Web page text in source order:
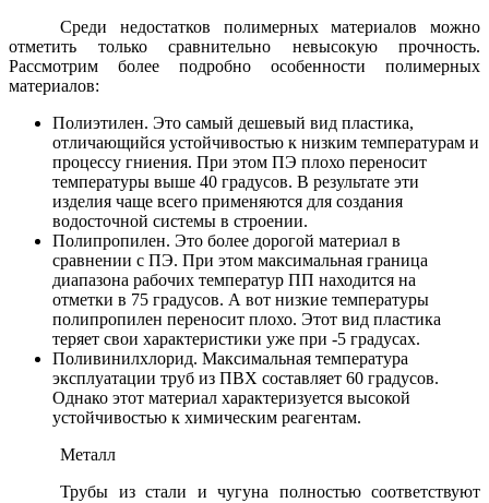
Среди недостатков полимерных материалов можно
отметить только сравнительно невысокую прочность.
Рассмотрим более подробно особенности полимерных
материалов:
Полиэтилен. Это самый дешевый вид пластика,
отличающийся устойчивостью к низким температурам и
процессу гниения. При этом ПЭ плохо переносит
температуры выше 40 градусов. В результате эти
изделия чаще всего применяются для создания
водосточной системы в строении.
Полипропилен. Это более дорогой материал в
сравнении с ПЭ. При этом максимальная граница
диапазона рабочих температур ПП находится на
отметки в 75 градусов. А вот низкие температуры
полипропилен переносит плохо. Этот вид пластика
теряет свои характеристики уже при -5 градусах.
Поливинилхлорид. Максимальная температура
эксплуатации труб из ПВХ составляет 60 градусов.
Однако этот материал характеризуется высокой
устойчивостью к химическим реагентам.
Металл
Трубы из стали и чугуна полностью соответствуют